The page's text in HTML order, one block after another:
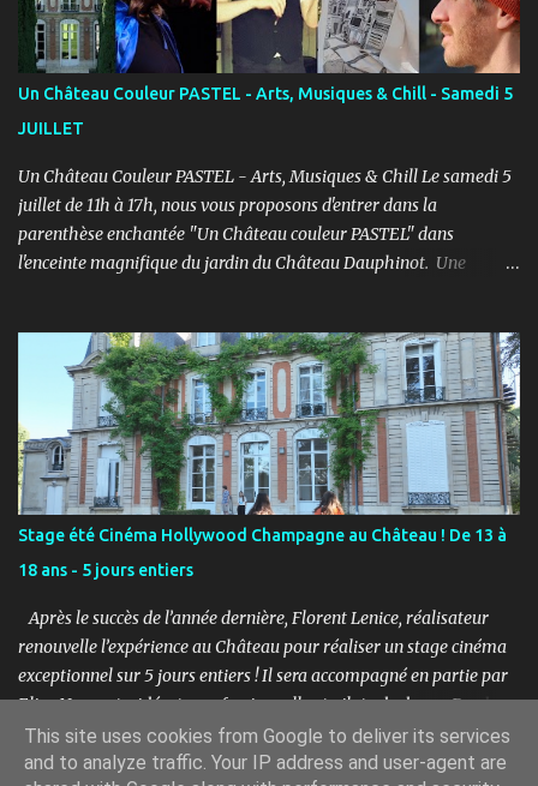
l'épanouissement de l'enfant à travers cet art, qu'il puisse s'exprimer
et prendre confiance en lui en prenant du plaisir dans un cadre
bienveillant. PROGRAMME ENFANTS : Pendant le 1er semestre, les
enfants découvriront le jeu d’acteur théâtre et cinéma à travers des
exercices d’improvisation, émotionnels, de concentration, d’écoute,
d...
Un Château Couleur PASTEL - Arts, Musiques & Chill - Samedi 5
JUILLET
Un Château Couleur PASTEL - Arts, Musiques & Chill Le samedi 5
juillet de 11h à 17h, nous vous proposons d'entrer dans la
parenthèse enchantée "Un Château couleur PASTEL" dans
l'enceinte magnifique du jardin du Château Dauphinot. Une
PUBLIC “Saxo et la forêt de Memoria” - Conte théâtral
merveilleux 12h à 14h : Concert Pique-Nique “SWING” avec Léo
Mathieu et Rémi Costa - Jazz manouche, reprises internationales
11h à 17h : Marché artistique avec : LES CROQUEUZES, RUCKAS
STUDIO, LGM-1, CAPUCINE FERTÉ, La Musique et les Mots /
Aurélie Pattier et LES PETITS PIEDS. 12h à 17h : Atelier de
présentation et initiation à la sérigraphie avec Ruckas Studio.
Atelier Croquis avec les Croqueuzes pour repartir avec une autre
version de vous-même. 14h à 15h45 : Shooting photos avec Florent
Lenice 16h à 17h : Concert Goûter avec ViKtor avec un K - Musiq...
Stage été Cinéma Hollywood Champagne au Château ! De 13 à
18 ans - 5 jours entiers
Après le succès de l’année dernière, Florent Lenice, réalisateur
renouvelle l’expérience au Château pour réaliser un stage cinéma
exceptionnel sur 5 jours entiers ! Il sera accompagné en partie par
Elisa Nogaret, vidéaste professionnelle et pilote de drone. Pendant
la semaine, les jeunes pourront approfondir le jeu d’acteur, écrire
un scénario, s'essayer au doublage de voix, créer des effets spéciaux
This site uses cookies from Google to deliver its services
and to analyze traffic. Your IP address and user-agent are